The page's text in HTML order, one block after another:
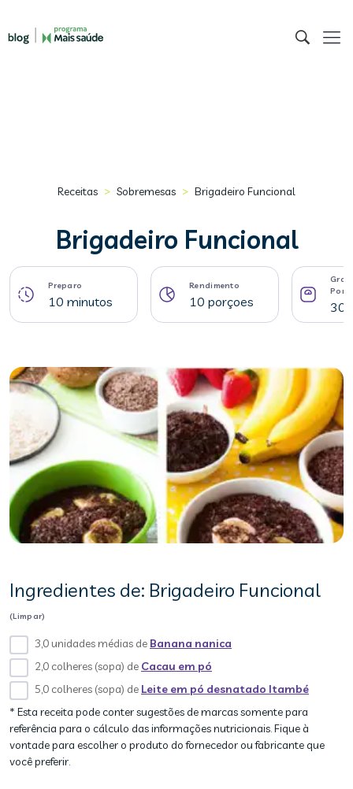
Receitas > Sobremesas > Brigadeiro Funcional
Brigadeiro Funcional
Preparo
10 minutos
Rendimento
10 porçoes 30
Ingredientes de: Brigadeiro Funcional
(Limpar)
3,0 unidades médias de Banana nanica
2,0 colheres (sopa) de Cacau em pó
5,0 colheres (sopa) de Leite em pó desnatado Itambé
* Esta receita pode conter sugestões de marcas somente para
referência para o cálculo das informações nutricionais. Fique à
vontade para escolher o produto do fornecedor ou fabricante que
você preferir.